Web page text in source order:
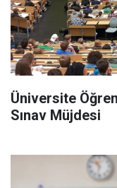
Üniversite
Sınav Müjdesi